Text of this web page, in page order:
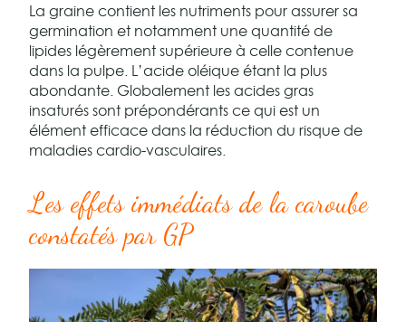
La graine contient les nutriments pour assurer sa
germination et notamment une quantité de
lipides légèrement supérieure à celle contenue
dans la pulpe. L’acide oléique étant la plus
abondante. Globalement les acides gras
insaturés sont prépondérants ce qui est un
élément efficace dans la réduction du risque de
maladies cardio-vasculaires.
Les effets immédiats de la caroube
constatés par GP